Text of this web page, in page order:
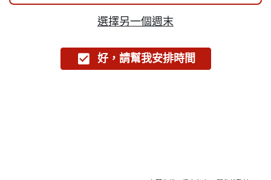
選擇另一個週末
好，請幫我安排時間